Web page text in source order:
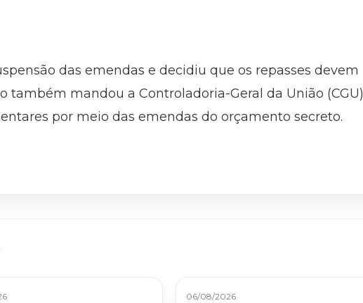
das emendas e decidiu que os repasses devem
também mandou a Controladoria-Geral da União (CGU)
por meio das emendas do orçamento secreto.
06/08/2026